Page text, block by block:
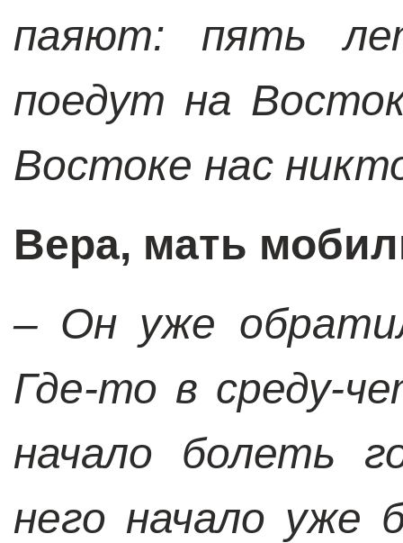
паяют: пять
поедут на
Востоке нас
Вера, мать
– Он уже
Где-то в среду-
начало болеть
него начало уже